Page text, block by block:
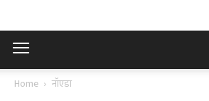
Home नॉएडा